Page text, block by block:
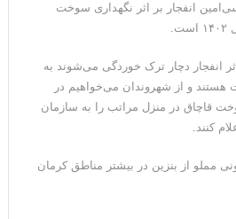
انفجار بر اثر نگهداری سوخت
انفجار دچار ترک خوردگی می‌شوند به
هستند و از شهروندان می‌خواهیم در
قاچاق در منزل مراتب را به سازمان
مملو از بنزین در بیشتر مناطق کرمان